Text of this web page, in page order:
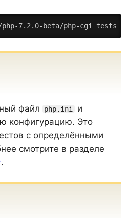
7.2.0-beta/php-cgi tests
файл php.ini
и
конфигурацию. Это
с определёнными
смотрите в разделе
.